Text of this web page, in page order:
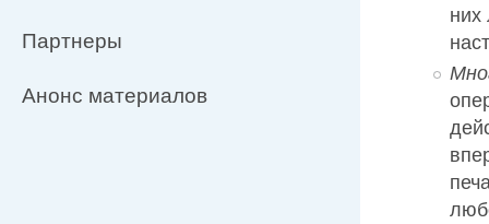
Партнеры
Анонс материалов
них